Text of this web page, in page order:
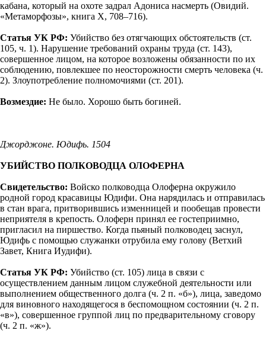
кабана, который на охоте задрал Адониса насмерть (Овидий.
«Метаморфозы», книга X, 708–716).
Статья УК РФ: Убийство без отягчающих обстоятельств (ст.
105, ч. 1). Нарушение требований охраны труда (ст. 143),
совершенное лицом, на которое возложены обязанности по их
соблюдению, повлекшее по неосторожности смерть человека (ч.
2). Злоупотребление полномочиями (ст. 201).
Возмездие: Не было. Хорошо быть богиней.
Джорджоне. Юдифь. 1504
УБИЙСТВО ПОЛКОВОДЦА ОЛОФЕРНА
Свидетельство: Войско полководца Олоферна окружило
родной город красавицы Юдифи. Она нарядилась и отправилась
в стан врага, притворившись изменницей и пообещав провести
неприятеля в крепость. Олоферн принял ее гостеприимно,
пригласил на пиршество. Когда пьяный полководец заснул,
Юдифь с помощью служанки отрубила ему голову (Ветхий
Завет, Книга Иудифи).
Статья УК РФ: Убийство (ст. 105) лица в связи с
осуществлением данным лицом служебной деятельности или
выполнением общественного долга (ч. 2 п. «б»), лица, заведомо
для виновного находящегося в беспомощном состоянии (ч. 2 п.
«в»), совершенное группой лиц по предварительному сговору
(ч. 2 п. «ж»).